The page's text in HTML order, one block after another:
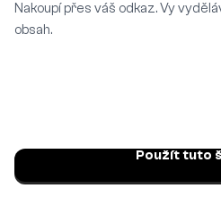
Nakoupí přes váš odkaz. Vy
obsah.
Použít tuto